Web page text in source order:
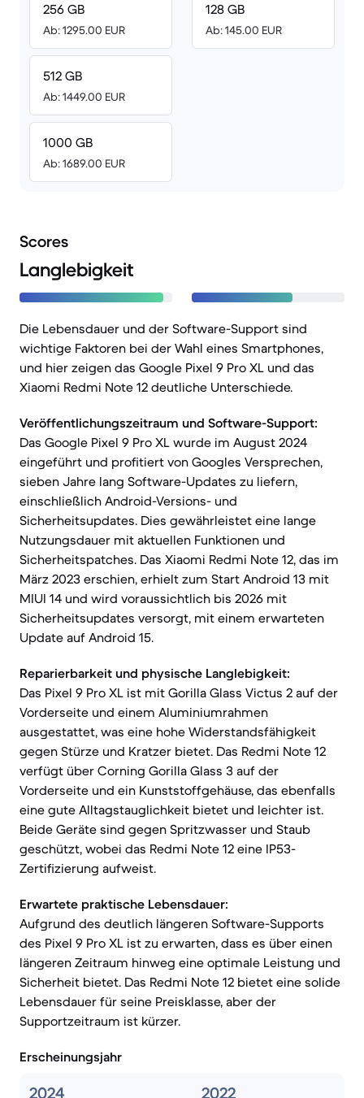
256 GB
Ab: 1295.00 EUR
512 GB
Ab: 1449.00 EUR
1000 GB
Ab: 1689.00 EUR
128 GB
Ab: 145.00 EUR
Scores
Langlebigkeit
Die Lebensdauer und der Software-Support sind
wichtige Faktoren bei der Wahl eines Smartphones,
und hier zeigen das Google Pixel 9 Pro XL und das
Xiaomi Redmi Note 12 deutliche Unterschiede.
Veröffentlichungszeitraum und Software-Support:
Das Google Pixel 9 Pro XL wurde im August 2024
eingeführt und profitiert von Googles Versprechen,
sieben Jahre lang Software-Updates zu liefern,
einschließlich Android-Versions- und
Sicherheitsupdates. Dies gewährleistet eine lange
Nutzungsdauer mit aktuellen Funktionen und
Sicherheitspatches. Das Xiaomi Redmi Note 12, das im
März 2023 erschien, erhielt zum Start Android 13 mit
MIUI 14 und wird voraussichtlich bis 2026 mit
Sicherheitsupdates versorgt, mit einem erwarteten
Update auf Android 15.
Reparierbarkeit und physische Langlebigkeit:
Das Pixel 9 Pro XL ist mit Gorilla Glass Victus 2 auf der
Vorderseite und einem Aluminiumrahmen
ausgestattet, was eine hohe Widerstandsfähigkeit
gegen Stürze und Kratzer bietet. Das Redmi Note 12
verfügt über Corning Gorilla Glass 3 auf der
Vorderseite und ein Kunststoffgehäuse, das ebenfalls
eine gute Alltagstauglichkeit bietet und leichter ist.
Beide Geräte sind gegen Spritzwasser und Staub
geschützt, wobei das Redmi Note 12 eine IP53-
Zertifizierung aufweist.
Erwartete praktische Lebensdauer:
Aufgrund des deutlich längeren Software-Supports
des Pixel 9 Pro XL ist zu erwarten, dass es über einen
längeren Zeitraum hinweg eine optimale Leistung und
Sicherheit bietet. Das Redmi Note 12 bietet eine solide
Lebensdauer für seine Preisklasse, aber der
Supportzeitraum ist kürzer.
Erscheinungsjahr
2024 2022